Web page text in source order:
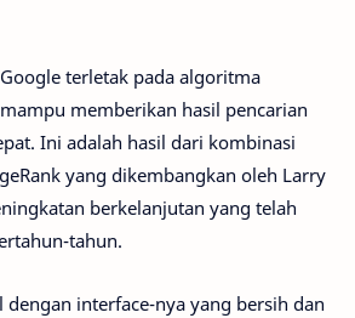
terletak pada algoritma
memberikan hasil pencarian
Ini adalah hasil dari kombinasi
yang dikembangkan oleh Larry
berkelanjutan yang telah
tahun.
dengan interface-nya yang bersih dan